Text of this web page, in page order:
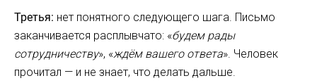
Третья: нет понятного следующего шага. Письмо
заканчивается расплывчато: «будем рады
сотрудничеству», «ждём вашего ответа». Человек
прочитал — и не знает, что делать дальше.